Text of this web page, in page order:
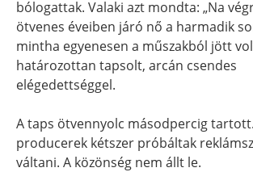
bólogattak. Valaki azt mondta: „Na
ötvenes éveiben járó nő a harmadik
mintha egyenesen a műszakból jött
határozottan tapsolt, arcán csendes
elégedettséggel.
A taps ötvennyolc másodpercig
producerek kétszer próbáltak
váltani. A közönség nem állt le.